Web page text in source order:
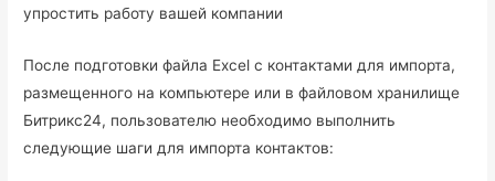
После подготовки файла Excel с контактами для импорта,
размещенного на компьютере или в файловом хранилище
Битрикс24, пользователю необходимо выполнить
следующие шаги для импорта контактов: